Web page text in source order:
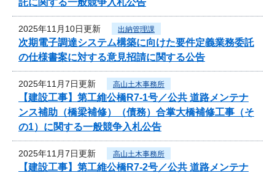
2025年11月10日更新 出納管理課
次期電子調達システム構築に向けた要件定義業務委託
の仕様書案に対する意見招請に関する公告
2025年11月7日更新 高山土木事務所
【建設工事】第工維公橋R7-1号／公共 道路メンテナ
ンス補助（橋梁補修）（債務）合掌大橋補修工事（そ
の1）に関する一般競争入札公告
2025年11月7日更新 高山土木事務所
【建設工事】第工維公橋R7-2号／公共 道路メンテナ